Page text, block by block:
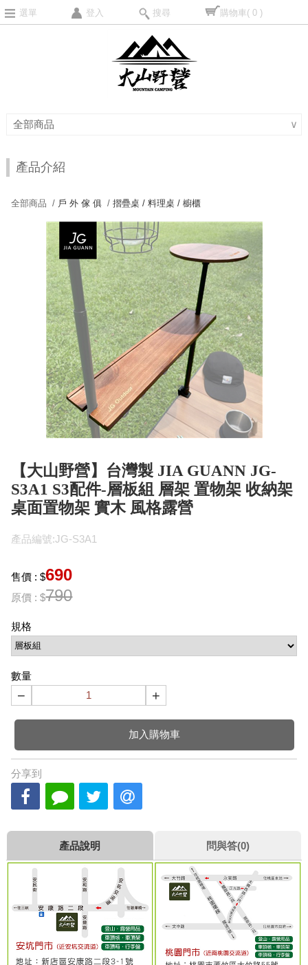
選單 登入 搜尋 購物車( 0 )
全部商品 ∨
產品介紹
全部商品 / 戶 外 傢 俱 /摺疊桌 / 料理桌 / 櫥櫃
【大山野營】台灣製 JIA GUANN JG-
S3A1 S3配件-層板組 層架 置物架 收納架
桌面置物架 實木 風格露營
產品編號:JG-S3A1
售價 : $690
原價 : $790
規格
數量
− +
加入購物車
分享到
產品說明 問與答(0)